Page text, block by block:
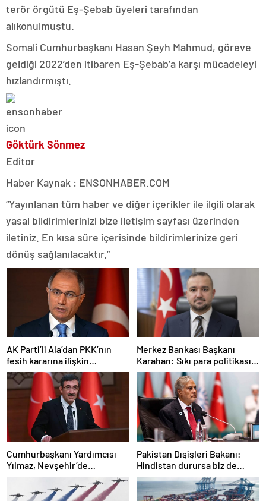
terör örgütü Eş-Şebab üyeleri tarafından
alıkonulmuştu.
Somali Cumhurbaşkanı Hasan Şeyh Mahmud, göreve
geldiği 2022’den itibaren Eş-Şebab’a karşı mücadeleyi
hızlandırmıştı.
Göktürk Sönmez
Editor
Haber Kaynak : ENSONHABER.COM
“Yayınlanan tüm haber ve diğer içerikler ile ilgili olarak
yasal bildirimlerinizi bize iletişim sayfası üzerinden
iletiniz. En kısa süre içerisinde bildirimlerinize geri
dönüş sağlanılacaktır.”
AK Parti’li Ala’dan PKK’nın
fesih kararına ilişkin
açıklama: Pazarlık söz konusu
değildir
Merkez Bankası Başkanı
Karahan: Sıkı para politikası
duruşumuz sürecek
Cumhurbaşkanı Yardımcısı
Yılmaz, Nevşehir’de
temaslarda bulundu! ‘Hiç
kimsenin tereddütü olmasın’
Pakistan Dışişleri Bakanı:
Hindistan durursa biz de
duracağız